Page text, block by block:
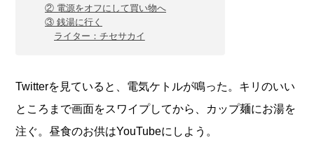
② 電源をオフにして買い物へ
③ 銭湯に行く
ライター：チセサカイ
Twitterを見ていると、電気ケトルが鳴った。キリのいい
ところまで画面をスワイプしてから、カップ麺にお湯を
注ぐ。昼食のお供はYouTubeにしよう。